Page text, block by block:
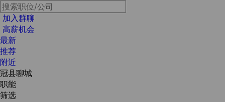
加入群聊
高薪机会
最新
推荐
附近
冠县聊城
职能
筛选